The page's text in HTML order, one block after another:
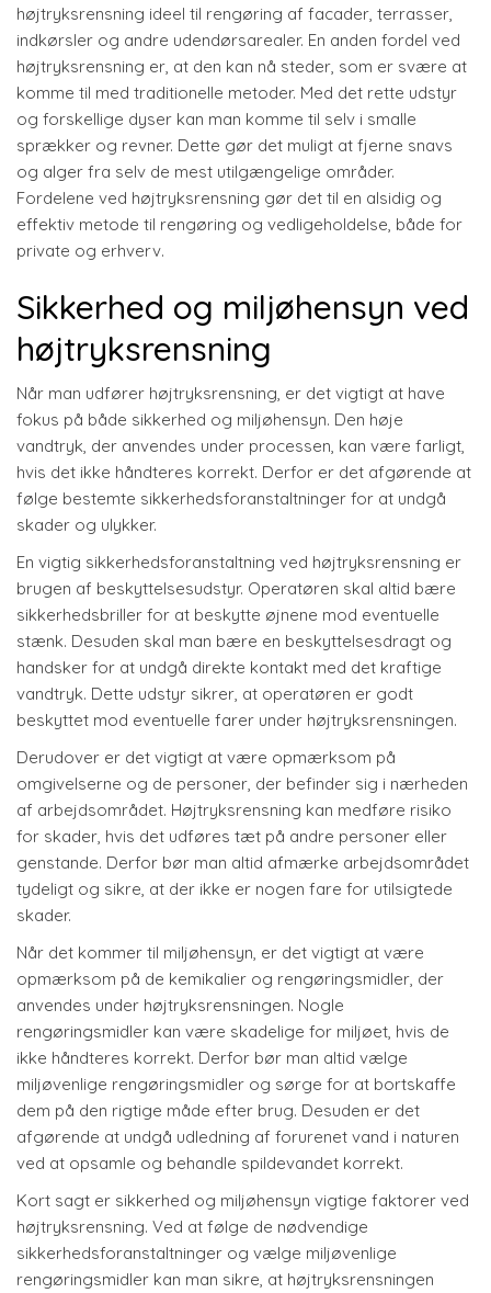
højtryksrensning ideel til rengøring af facader, terrasser,
indkørsler og andre udendørsarealer. En anden fordel ved
højtryksrensning er, at den kan nå steder, som er svære at
komme til med traditionelle metoder. Med det rette udstyr
og forskellige dyser kan man komme til selv i smalle
sprækker og revner. Dette gør det muligt at fjerne snavs
og alger fra selv de mest utilgængelige områder.
Fordelene ved højtryksrensning gør det til en alsidig og
effektiv metode til rengøring og vedligeholdelse, både for
private og erhverv.
Sikkerhed og miljøhensyn ved
højtryksrensning
Når man udfører højtryksrensning, er det vigtigt at have
fokus på både sikkerhed og miljøhensyn. Den høje
vandtryk, der anvendes under processen, kan være farligt,
hvis det ikke håndteres korrekt. Derfor er det afgørende at
følge bestemte sikkerhedsforanstaltninger for at undgå
skader og ulykker.
En vigtig sikkerhedsforanstaltning ved højtryksrensning er
brugen af beskyttelsesudstyr. Operatøren skal altid bære
sikkerhedsbriller for at beskytte øjnene mod eventuelle
stænk. Desuden skal man bære en beskyttelsesdragt og
handsker for at undgå direkte kontakt med det kraftige
vandtryk. Dette udstyr sikrer, at operatøren er godt
beskyttet mod eventuelle farer under højtryksrensningen.
Derudover er det vigtigt at være opmærksom på
omgivelserne og de personer, der befinder sig i nærheden
af arbejdsområdet. Højtryksrensning kan medføre risiko
for skader, hvis det udføres tæt på andre personer eller
genstande. Derfor bør man altid afmærke arbejdsområdet
tydeligt og sikre, at der ikke er nogen fare for utilsigtede
skader.
Når det kommer til miljøhensyn, er det vigtigt at være
opmærksom på de kemikalier og rengøringsmidler, der
anvendes under højtryksrensningen. Nogle
rengøringsmidler kan være skadelige for miljøet, hvis de
ikke håndteres korrekt. Derfor bør man altid vælge
miljøvenlige rengøringsmidler og sørge for at bortskaffe
dem på den rigtige måde efter brug. Desuden er det
afgørende at undgå udledning af forurenet vand i naturen
ved at opsamle og behandle spildevandet korrekt.
Kort sagt er sikkerhed og miljøhensyn vigtige faktorer ved
højtryksrensning. Ved at følge de nødvendige
sikkerhedsforanstaltninger og vælge miljøvenlige
rengøringsmidler kan man sikre, at højtryksrensningen